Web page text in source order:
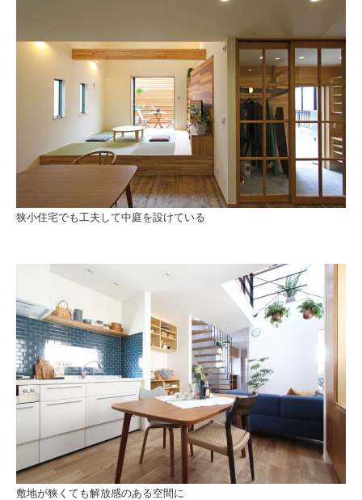
狭小住宅でも工夫して中庭を設けている
敷地が狭くても解放感のある空間に